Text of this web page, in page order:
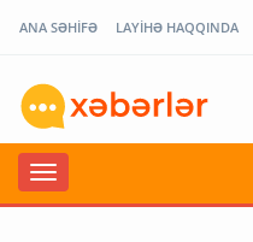
ANA SƏHİFƏ LAYİHƏ HAQQINDA